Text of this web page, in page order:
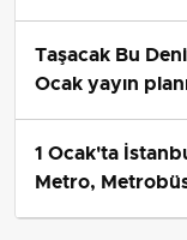
Taşacak Bu
Ocak yayın
1 Ocak'ta
Metro,